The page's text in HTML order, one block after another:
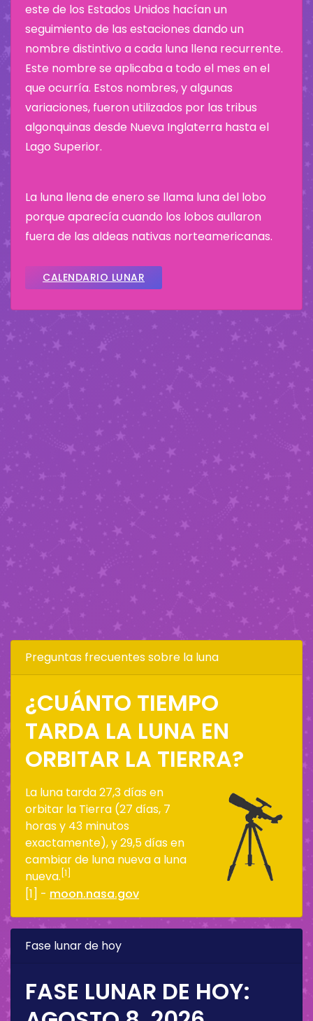
este de los Estados Unidos hacían un
seguimiento de las estaciones dando un
nombre distintivo a cada luna llena recurrente.
Este nombre se aplicaba a todo el mes en el
que ocurría. Estos nombres, y algunas
variaciones, fueron utilizados por las tribus
algonquinas desde Nueva Inglaterra hasta el
Lago Superior.
La luna llena de enero se llama luna del lobo
porque aparecía cuando los lobos aullaron
fuera de las aldeas nativas norteamericanas.
CALENDARIO LUNAR
Preguntas frecuentes sobre la luna
¿CUÁNTO TIEMPO
TARDA LA LUNA EN
ORBITAR LA TIERRA?
La luna tarda 27,3 días en
orbitar la Tierra (27 días, 7
horas y 43 minutos
exactamente), y 29,5 días en
cambiar de luna nueva a luna
nueva. [1]
[1] - moon.nasa.gov
Fase lunar de hoy
FASE LUNAR DE HOY: